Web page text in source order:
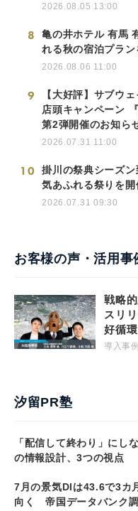
2026.08.05 13:00
8
亀の井ホテル 有馬
れる秋の宿泊プラ
2026.08.06 11:00
9
【大好評】サブウ
店頭キャンペーン
第2弾開催のお知ら
2026.07.31 11:00
10
掛川の祭典シーズ
気あふれる祭りを開
2026.07.31 09:30
お客様の声・活用事
戦略
スリ
好循環
導入事
汐留PR塾
「配信して終わり」にし
の情報設計、3つの視点
7月の景気DIは43.6で3
向く 帝国データバンク